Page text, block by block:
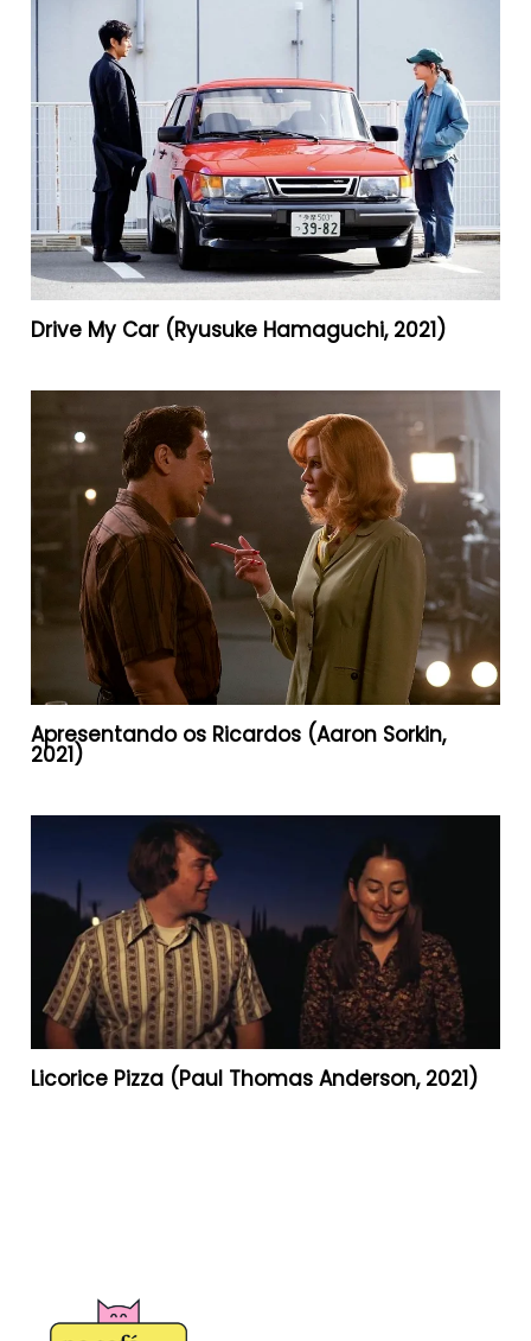
Drive My Car (Ryusuke Hamaguchi, 2021)
Apresentando os Ricardos (Aaron Sorkin,
2021)
Licorice Pizza (Paul Thomas Anderson, 2021)